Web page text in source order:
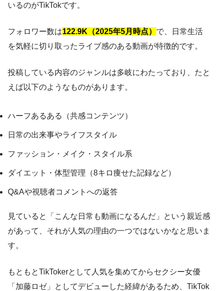
いるのがTikTokです。
フォロワー数は122.9K（2025年5月時点） で、日常生活
を気軽に切り取ったライブ感のある動画が特徴的です。
投稿している内容のジャンルは多岐にわたっており、たと
えば以下のようなものがあります。
ハーフあるある（共感コンテンツ）
日常の出来事やライフスタイル
ファッション・メイク・スタイル系
ダイエット・体型管理（8キロ痩せた記録など）
Q&Aや視聴者コメントへの返答
見ていると「こんな日常も動画になるんだ」という親近感
があって、それが人気の理由の一つではないかなと思いま
す。
もともとTikTokerとして人気を集めてからセクシー女優
「加藤ロゼ」としてデビューした経緯があるため、TikTok